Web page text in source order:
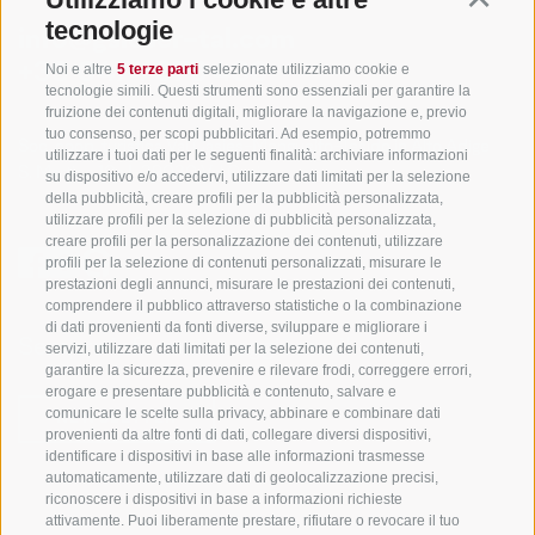
tecnologie
Noi e altre 5 terze parti selezionate utilizziamo cookie e
tecnologie simili. Questi strumenti sono essenziali per garantire la
fruizione dei contenuti digitali, migliorare la navigazione e, previo
tuo consenso, per scopi pubblicitari. Ad esempio, potremmo
utilizzare i tuoi dati per le seguenti finalità: archiviare informazioni
su dispositivo e/o accedervi, utilizzare dati limitati per la selezione
della pubblicità, creare profili per la pubblicità personalizzata,
utilizzare profili per la selezione di pubblicità personalizzata,
creare profili per la personalizzazione dei contenuti, utilizzare
profili per la selezione di contenuti personalizzati, misurare le
prestazioni degli annunci, misurare le prestazioni dei contenuti,
comprendere il pubblico attraverso statistiche o la combinazione
di dati provenienti da fonti diverse, sviluppare e migliorare i
servizi, utilizzare dati limitati per la selezione dei contenuti,
garantire la sicurezza, prevenire e rilevare frodi, correggere errori,
erogare e presentare pubblicità e contenuto, salvare e
comunicare le scelte sulla privacy, abbinare e combinare dati
provenienti da altre fonti di dati, collegare diversi dispositivi,
identificare i dispositivi in base alle informazioni trasmesse
automaticamente, utilizzare dati di geolocalizzazione precisi,
riconoscere i dispositivi in base a informazioni richieste
attivamente. Puoi liberamente prestare, rifiutare o revocare il tuo
info@gsieser-tal.com
+39 0474 978 436
Soc. coop. turistica Val Casies-Monguelfo-Tesido in Alto Adige
S. Martino 10a I-39030 Val Casies
Sempre informati e aggiornati!
NEWSLETTER